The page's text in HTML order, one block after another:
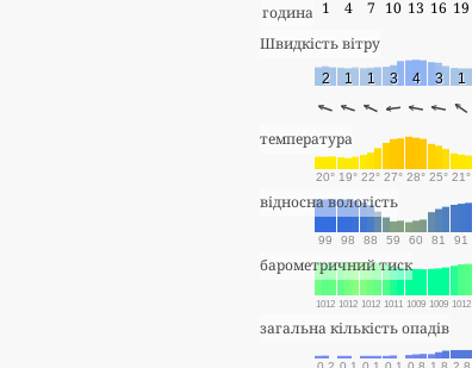
година 1 4 7 10 13 16 19
Швидкість вітру
2 1 1 3 4 3 1
температура
20° 19° 22° 27° 28° 25° 21°
відносна вологість
99 98 88 59 60 81 91
барометричний тиск
1012 1012 1012 1011 1009 1009 1012
загальна кількість опадів